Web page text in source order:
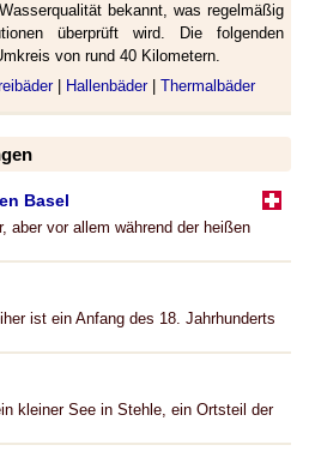
bekannt, was regelmäßig
überprüft wird. Die folgenden
von rund 40 Kilometern.
| Hallenbäder| Thermalbäder
Basel
aber vor allem während der heißen
ist ein Anfang des 18. Jahrhunderts
kleiner See in Stehle, ein Ortsteil der